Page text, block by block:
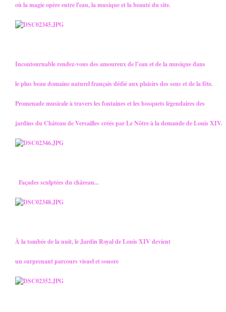
où la magie opère entre l'eau, la musique et la beauté du site.
Incontournable rendez-vous des amoureux de l’eau et de la musique dans
le plus beau domaine naturel français dédié aux plaisirs des sens et de la fête.
Promenade musicale à travers les fontaines et les bosquets légendaires des
jardins du Château de Versailles créés par Le Nôtre à la demande de Louis XIV.
Façades sculptées du châreau...
À la tombée de la nuit, le Jardin Royal de Louis XIV devient
un surprenant parcours visuel et sonore